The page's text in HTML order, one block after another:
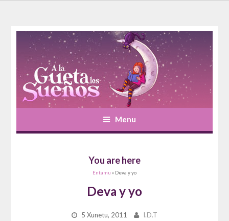
Menu
You are here
Entamu » Deva y yo
Deva y yo
5 Xunetu, 2011 I.D.T